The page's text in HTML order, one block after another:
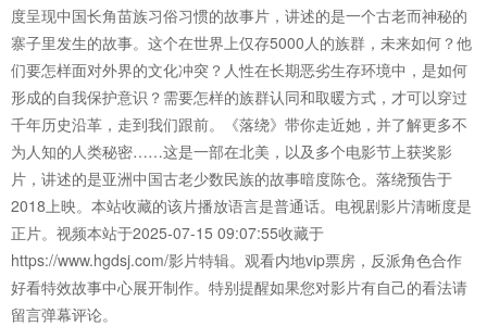
度呈现中国长角苗族习俗习惯的故事片，讲述的是一个古老而神秘的
寨子里发生的故事。这个在世界上仅存5000人的族群，未来如何？他
们要怎样面对外界的文化冲突？人性在长期恶劣生存环境中，是如何
形成的自我保护意识？需要怎样的族群认同和取暖方式，才可以穿过
千年历史沿革，走到我们跟前。《落绕》带你走近她，并了解更多不
为人知的人类秘密……这是一部在北美，以及多个电影节上获奖影
片，讲述的是亚洲中国古老少数民族的故事暗度陈仓。落绕预告于
2018上映。本站收藏的该片播放语言是普通话。电视剧影片清晰度是
正片。视频本站于2025-07-15 09:07:55收藏于
https://www.hgdsj.com/影片特辑。观看内地vip票房，反派角色合作
好看特效故事中心展开制作。特别提醒如果您对影片有自己的看法请
留言弹幕评论。